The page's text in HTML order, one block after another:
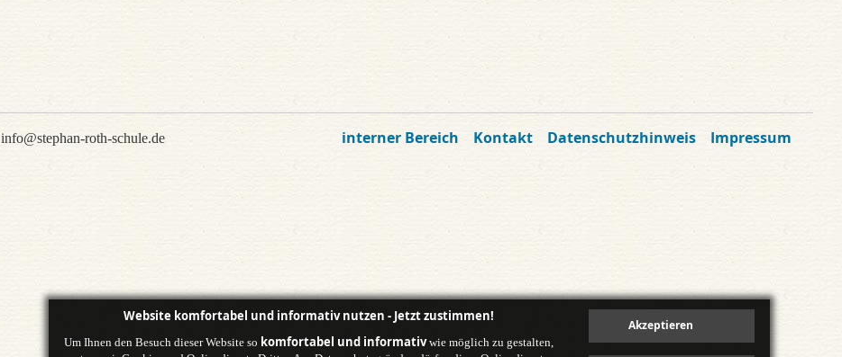
info@stephan-roth-schule.de Impressum
Datenschutzhinweis
Kontakt
interner Bereich
Website komfortabel und informativ nutzen - Jetzt zustimmen!
Um Ihnen den Besuch dieser Website so komfortabel und informativwie möglich zu gestalten,